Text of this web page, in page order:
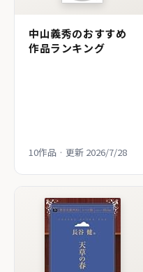
中山義秀のおすすめ
作品ランキング
10作品 · 更新 2026/7/28